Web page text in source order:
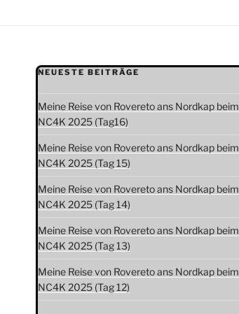
NEUESTE BEITRÄGE
Meine Reise von Rovereto ans Nordkap beim
NC4K 2025 (Tag16)
Meine Reise von Rovereto ans Nordkap beim
NC4K 2025 (Tag 15)
Meine Reise von Rovereto ans Nordkap beim
NC4K 2025 (Tag 14)
Meine Reise von Rovereto ans Nordkap beim
NC4K 2025 (Tag 13)
Meine Reise von Rovereto ans Nordkap beim
NC4K 2025 (Tag 12)